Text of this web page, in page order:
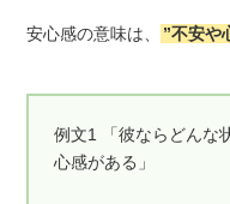
安心感の意味は、 ”不安や
例文1 「彼ならどんな
心感がある」